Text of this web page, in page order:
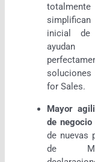
inicial de
soluciones
for Sales.
Mayor
de negocio
de nuevas
de